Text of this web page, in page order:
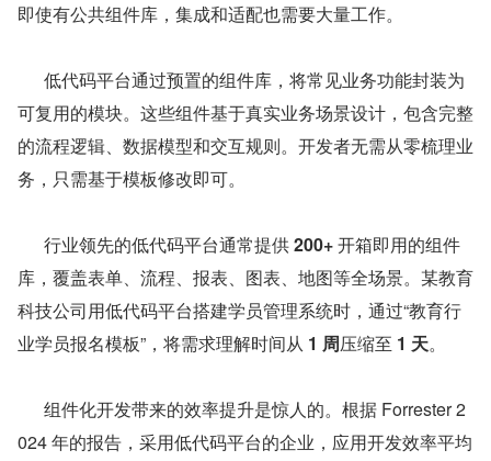
即使有公共组件库，集成和适配也需要大量工作。
可复用的模块。这些组件基于真实业务场景设计，包含完整
的流程逻辑、数据模型和交互规则。开发者无需从零梳理业
务，只需基于模板修改即可。
      行业领先的低代码平台通常提供
200+ 开箱即用的组件
库，覆盖表单、流程、报表、图表、地图等全场景。某教育
科技公司用低代码平台搭建学员管理系统时，通过“教育行
业学员报名模板”，将需求理解时间从 1 周压缩至 1 天。
024 年的报告，采用低代码平台的企业，应用开发效率平均